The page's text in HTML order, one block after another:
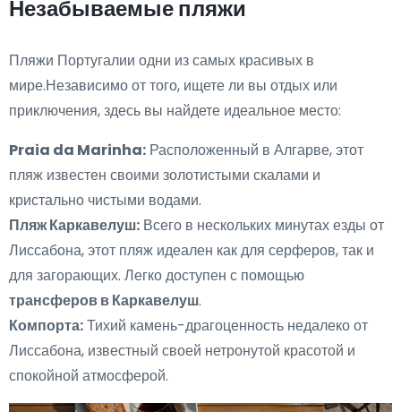
Незабываемые пляжи
Пляжи Португалии одни из самых красивых в
мире.Независимо от того, ищете ли вы отдых или
приключения, здесь вы найдете идеальное место:
Praia da Marinha: Расположенный в Алгарве, этот
пляж известен своими золотистыми скалами и
кристально чистыми водами.
Пляж Каркавелуш: Всего в нескольких минутах езды от
Лиссабона, этот пляж идеален как для серферов, так и
для загорающих. Легко доступен с помощью
трансферов в Каркавелуш.
Компорта:Тихий камень-драгоценность недалеко от
Лиссабона, известный своей нетронутой красотой и
спокойной атмосферой.